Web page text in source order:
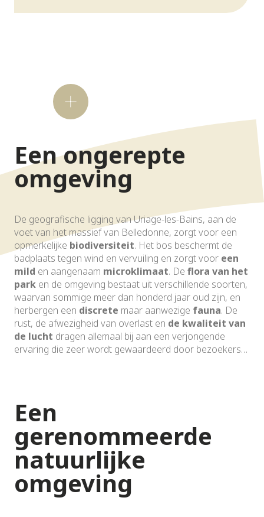
Wist
je
dat?
Een ongerepte
omgeving
De geografische ligging van Uriage-les-Bains, aan de
voet van het massief van Belledonne, zorgt voor een
opmerkelijke biodiversiteit. Het bos beschermt de
badplaats tegen wind en vervuiling en zorgt voor een
mild en aangenaam microklimaat. De flora van het
park en de omgeving bestaat uit verschillende soorten,
waarvan sommige meer dan honderd jaar oud zijn, en
herbergen een discrete maar aanwezige fauna. De
rust, de afwezigheid van overlast en de kwaliteit van
de lucht dragen allemaal bij aan een verjongende
ervaring die zeer wordt gewaardeerd door bezoekers…
Een
gerenommeerde
natuurlijke
omgeving